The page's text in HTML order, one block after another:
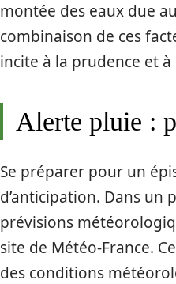
montée des eaux due
combinaison de ces
incite à la prudence et
Alerte pluie :
Se préparer pour un
d’anticipation. Dans un
prévisions
site de Météo-France.
des conditions